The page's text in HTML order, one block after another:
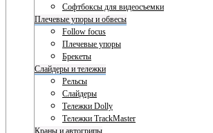
Софтбоксы для видеосъемки
Плечевые упоры и обвесы
Follow focus
Плечевые упоры
Брекеты
Слайдеры и тележки
Рельсы
Слайдеры
Тележки Dolly
Тележки TrackMaster
Краны и автогрипы